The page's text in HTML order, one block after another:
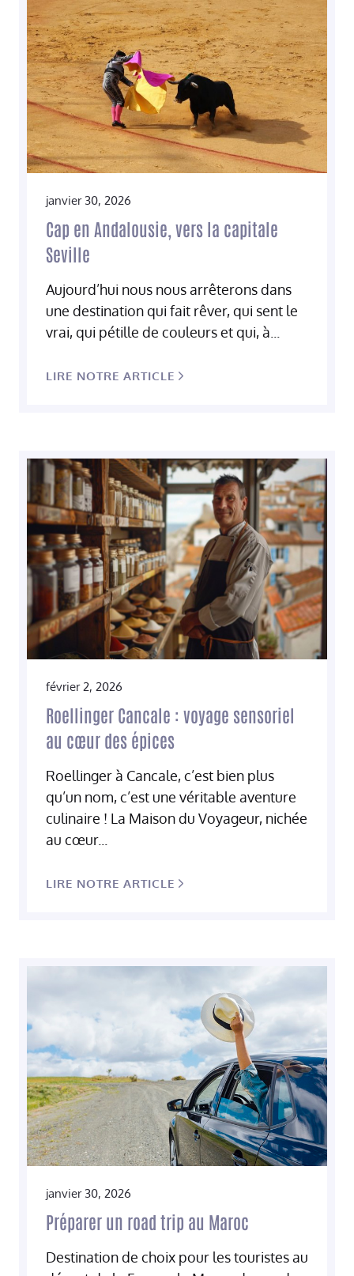
janvier 30, 2026
Cap en Andalousie, vers la capitale
Seville
Aujourd’hui nous nous arrêterons dans
une destination qui fait rêver, qui sent le
vrai, qui pétille de couleurs et qui, à...
LIRE NOTRE ARTICLE
février 2, 2026
Roellinger Cancale : voyage sensoriel
au cœur des épices
Roellinger à Cancale, c’est bien plus
qu’un nom, c’est une véritable aventure
culinaire ! La Maison du Voyageur, nichée
au cœur...
LIRE NOTRE ARTICLE
janvier 30, 2026
Préparer un road trip au Maroc
Destination de choix pour les touristes au